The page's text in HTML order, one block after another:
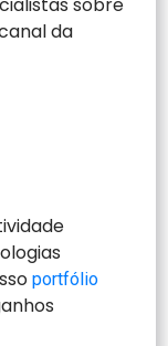
da
portfólio